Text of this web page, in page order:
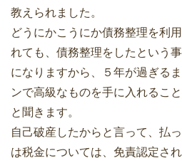
教えられました。
どうにかこうにか債務整理を利
れても、債務整理をしたという
になりますから、５年が過ぎる
ンで高級なものを手に入れるこ
と聞きます。
自己破産したからと言って、払
は税金については、免責認定さ